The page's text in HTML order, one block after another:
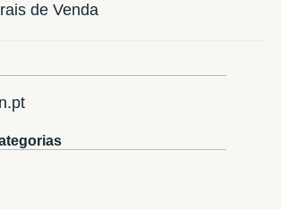
de Venda